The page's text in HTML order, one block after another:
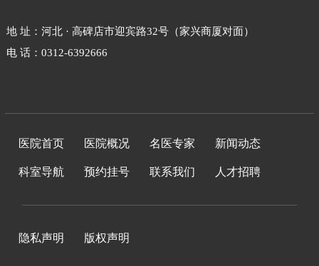
地 址：河北 · 高碑店市迎宾路32号（家兴商厦对面）
电 话：0312-6392666
医院首页 医院概况 名医专家 新闻动态
科室导航 预约挂号 联系我们 人才招聘
隐私声明 版权声明